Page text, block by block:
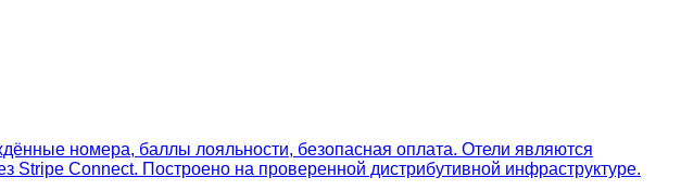
номера, баллы лояльности, безопасная оплата. Отели являются
Stripe Connect. Построено на проверенной дистрибутивной инфраструктуре.